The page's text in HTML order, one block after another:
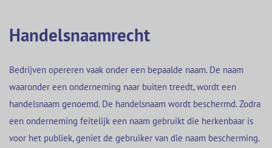
Handelsnaamrecht
Bedrijven opereren vaak onder een bepaalde naam. De naam
waaronder een onderneming naar buiten treedt, wordt een
handelsnaam genoemd. De handelsnaam wordt beschermd. Zodra
een onderneming feitelijk een naam gebruikt die herkenbaar is
voor het publiek, geniet de gebruiker van die naam bescherming.